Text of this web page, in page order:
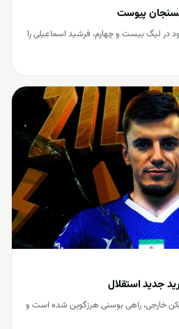
پیوست
لیگ بیست و چهارم، فرشید اسماعیلی را
جدید استقلال
خارجی، راهی بوسنی هرزگوین شده است و